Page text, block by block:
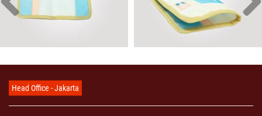
Head Office - Jakarta